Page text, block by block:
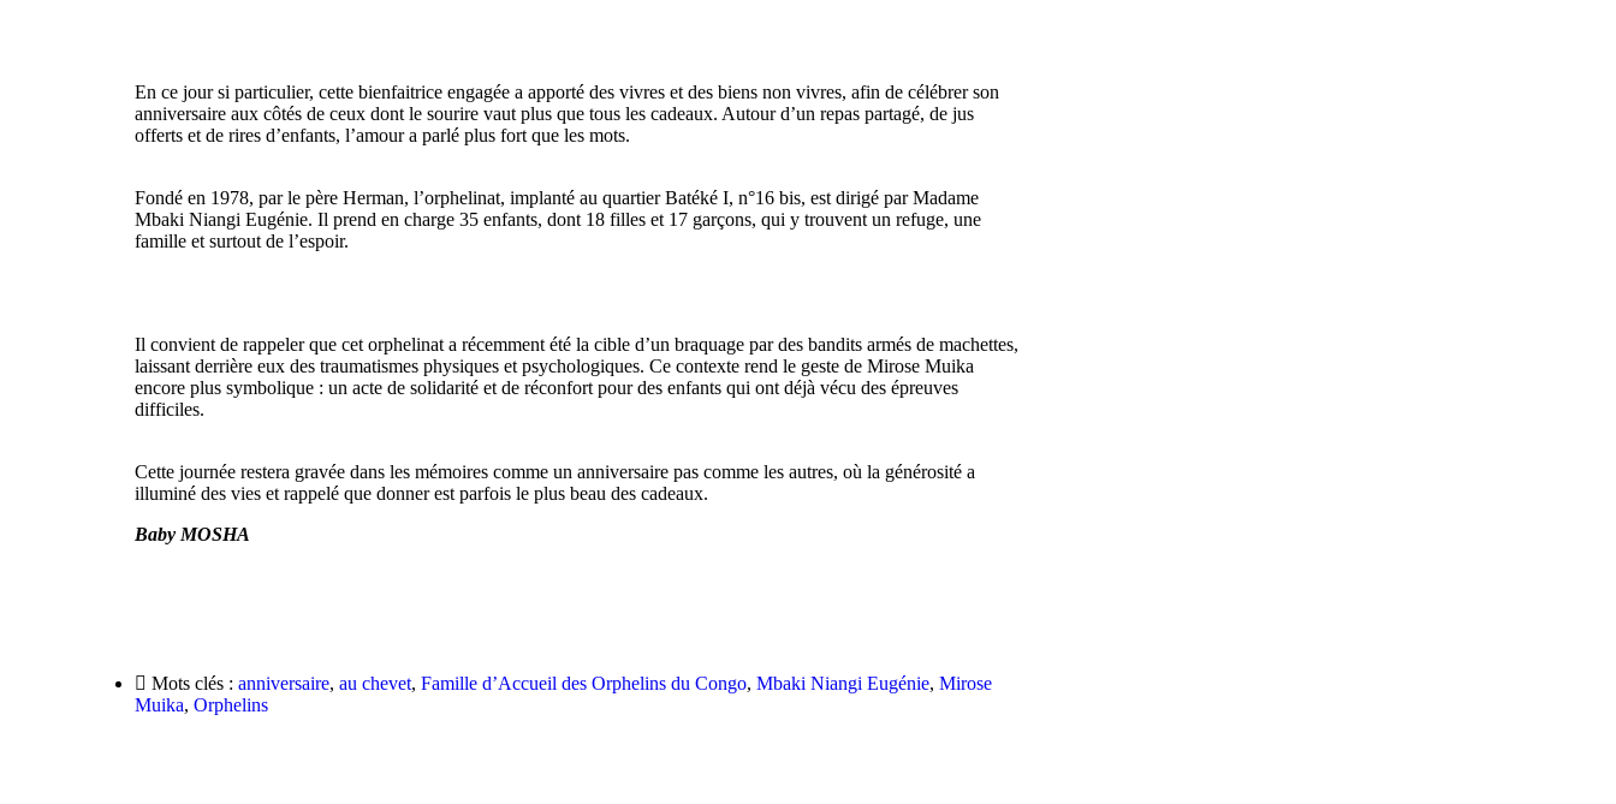
En ce jour si particulier, cette bienfaitrice engagée a apporté des vivres et des biens non vivres, afin de célébrer son
anniversaire aux côtés de ceux dont le sourire vaut plus que tous les cadeaux. Autour d’un repas partagé, de jus
offerts et de rires d’enfants, l’amour a parlé plus fort que les mots.
Fondé en 1978, par le père Herman, l’orphelinat, implanté au quartier Batéké I, n°16 bis, est dirigé par Madame
Mbaki Niangi Eugénie. Il prend en charge 35 enfants, dont 18 filles et 17 garçons, qui y trouvent un refuge, une
famille et surtout de l’espoir.
Il convient de rappeler que cet orphelinat a récemment été la cible d’un braquage par des bandits armés de machettes,
laissant derrière eux des traumatismes physiques et psychologiques. Ce contexte rend le geste de Mirose Muika
encore plus symbolique : un acte de solidarité et de réconfort pour des enfants qui ont déjà vécu des épreuves
difficiles.
Cette journée restera gravée dans les mémoires comme un anniversaire pas comme les autres, où la générosité a
illuminé des vies et rappelé que donner est parfois le plus beau des cadeaux.
Baby MOSHA
Mots clés : anniversaire, au chevet, Famille d’Accueil des Orphelins du Congo, Mbaki Niangi Eugénie, Mirose
Muika, Orphelins